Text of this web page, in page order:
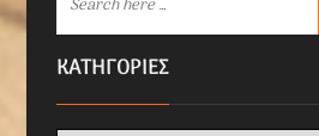
KΑΤΗΓΟΡΊΕΣ